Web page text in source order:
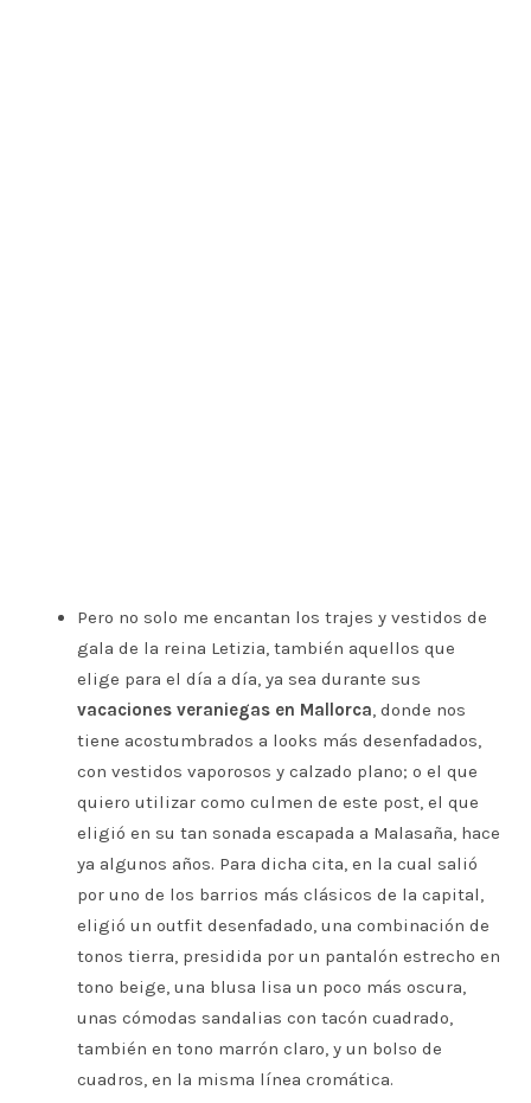
Pero no solo me encantan los trajes y vestidos de
gala de la reina Letizia, también aquellos que
elige para el día a día, ya sea durante sus
vacaciones veraniegas en Mallorca, donde nos
tiene acostumbrados a looks más desenfadados,
con vestidos vaporosos y calzado plano; o el que
quiero utilizar como culmen de este post, el que
eligió en su tan sonada escapada a Malasaña, hace
ya algunos años. Para dicha cita, en la cual salió
por uno de los barrios más clásicos de la capital,
eligió un outfit desenfadado, una combinación de
tonos tierra, presidida por un pantalón estrecho en
tono beige, una blusa lisa un poco más oscura,
unas cómodas sandalias con tacón cuadrado,
también en tono marrón claro, y un bolso de
cuadros, en la misma línea cromática.